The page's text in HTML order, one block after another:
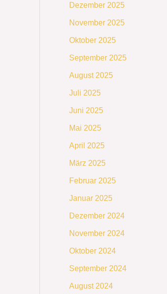
Dezember 2025
November 2025
Oktober 2025
September 2025
August 2025
Juli 2025
Juni 2025
Mai 2025
April 2025
März 2025
Februar 2025
Januar 2025
Dezember 2024
November 2024
Oktober 2024
September 2024
August 2024